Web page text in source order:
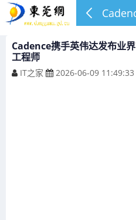
Cadence携手英伟达发布业
工程师
IT之家 2026-06-09 11:49:33